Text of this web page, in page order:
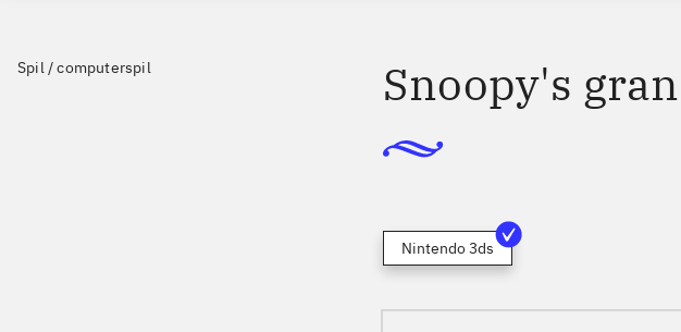
Spil / computerspil Snoopy's
Nintendo 3ds